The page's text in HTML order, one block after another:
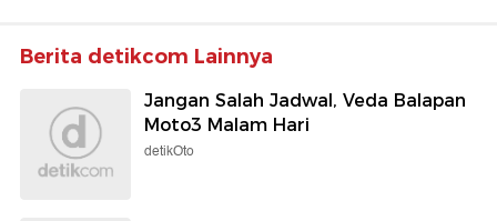
Berita detikcom Lainnya
Jangan Salah Jadwal, Veda Balapan
Moto3 Malam Hari
detikOto